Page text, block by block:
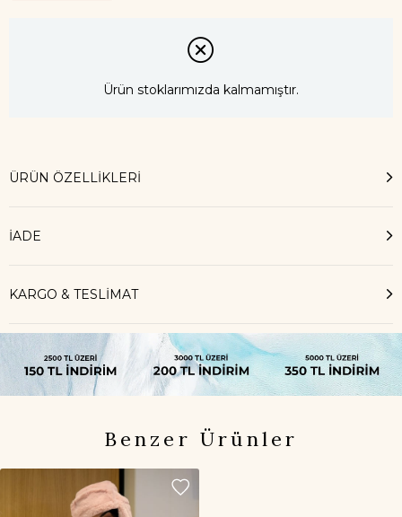
Ürün stoklarımızda kalmamıştır.
ÜRÜN ÖZELLIKLERI
İADE
KARGO & TESLİMAT
Benzer Ürünler